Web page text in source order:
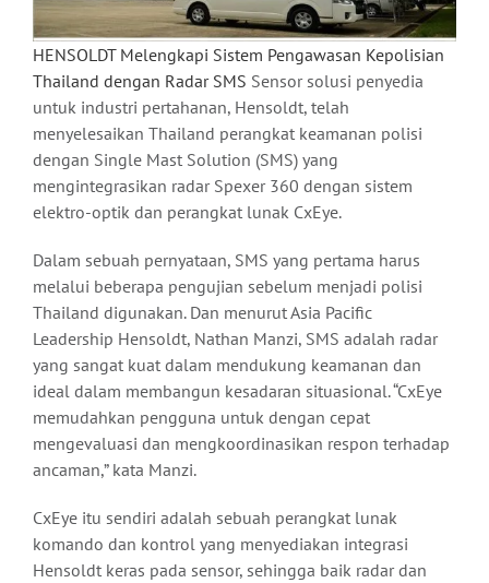
HENSOLDT Melengkapi Sistem Pengawasan Kepolisian
Thailand dengan Radar SMS Sensor solusi penyedia
untuk industri pertahanan, Hensoldt, telah
menyelesaikan Thailand perangkat keamanan polisi
dengan Single Mast Solution (SMS) yang
mengintegrasikan radar Spexer 360 dengan sistem
elektro-optik dan perangkat lunak CxEye.
Dalam sebuah pernyataan, SMS yang pertama harus
melalui beberapa pengujian sebelum menjadi polisi
Thailand digunakan. Dan menurut Asia Pacific
Leadership Hensoldt, Nathan Manzi, SMS adalah radar
yang sangat kuat dalam mendukung keamanan dan
ideal dalam membangun kesadaran situasional. “CxEye
memudahkan pengguna untuk dengan cepat
mengevaluasi dan mengkoordinasikan respon terhadap
ancaman,” kata Manzi.
CxEye itu sendiri adalah sebuah perangkat lunak
komando dan kontrol yang menyediakan integrasi
Hensoldt keras pada sensor, sehingga baik radar dan